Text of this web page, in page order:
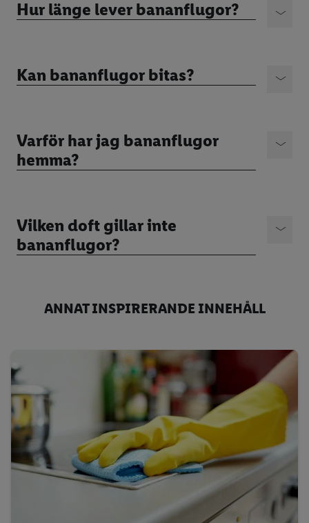
Hur länge lever bananflugor?
Kan bananflugor bitas?
Varför har jag bananflugor
hemma?
Vilken doft gillar inte
bananflugor?
ANNAT INSPIRERANDE INNEHÅLL